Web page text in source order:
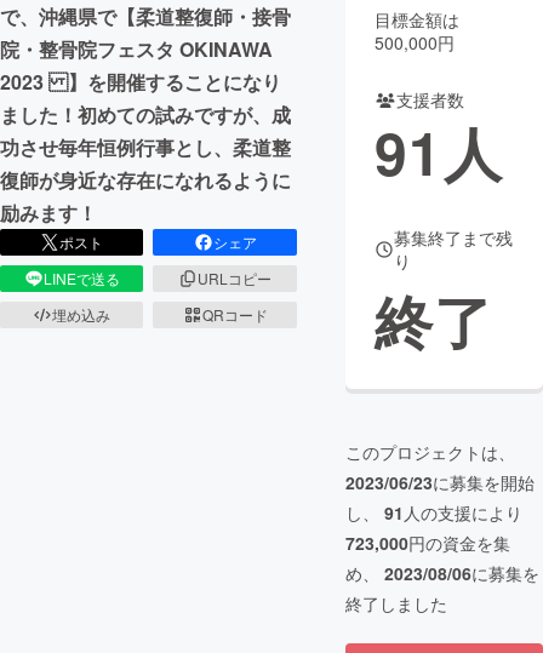
CAMPFIREふるさと納税machi-ya コミュニティ
で、沖縄県で【柔道整復師・接骨
院・整骨院フェスタ OKINAWA
2023 】を開催することになり
ました！初めての試みですが、成
功させ毎年恒例行事とし、柔道整
復師が身近な存在になれるように
励みます！
ポスト
シェア
LINEで送る
URLコピー
埋め込み
QRコード
目標金額は
500,000円
支援者数
91 人
募集終了まで残
り
終了
このプロジェクトは、
2023/06/23に募集を開始
し、 91 人の支援により
723,000円の資金を集
め、 2023/08/06に募集を
終了しました